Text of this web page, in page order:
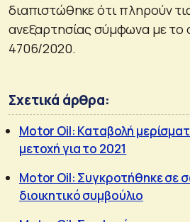
διαπιστώθηκε ότι πληρούν
ανεξαρτησίας σύμφωνα με
4706/2020.
Σχετικά άρθρα:
Motor Oil: Καταβολή
μετοχή για το 2021
Motor Oil: Συγκροτήθηκε σε
διοικητικό συμβούλιο